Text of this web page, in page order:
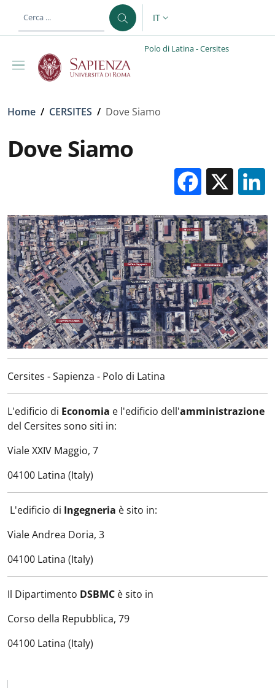
al contenuto principale
SELETTORE LINGUA:
IT
Polo di Latina - Cersites
Briciole di pane
Home / CERSITES / Dove Siamo
Dove Siamo
X
Cersites - Sapienza - Polo di Latina
L'edificio di Economia e l'edificio dell'amministrazione
del Cersites sono siti in:
Viale XXIV Maggio, 7
04100 Latina (Italy)
L'edificio di Ingegneria è sito in:
Viale Andrea Doria, 3
04100 Latina (Italy)
Il Dipartimento DSBMC è sito in
Corso della Repubblica, 79
04100 Latina (Italy)